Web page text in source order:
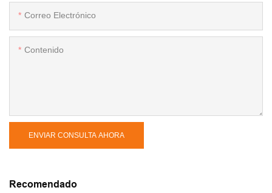
Correo Electrónico
Contenido
ENVIAR CONSULTA AHORA
Recomendado